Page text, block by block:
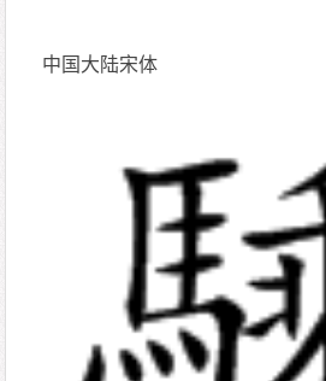
中国大陆宋体